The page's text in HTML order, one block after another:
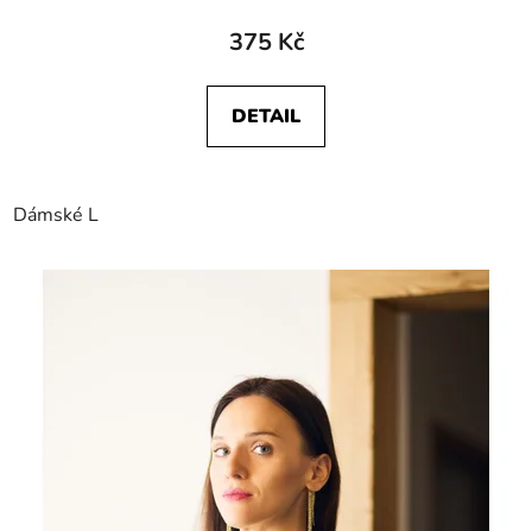
375 Kč
DETAIL
Dámské L